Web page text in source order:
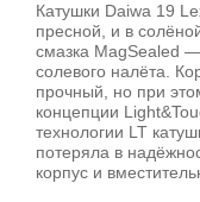
Катушки Daiwa 19
пресной, и в
смазка MagSealed
солевого налёта.
прочный, но при
концепции
технологии LT
потеряла в
корпус и